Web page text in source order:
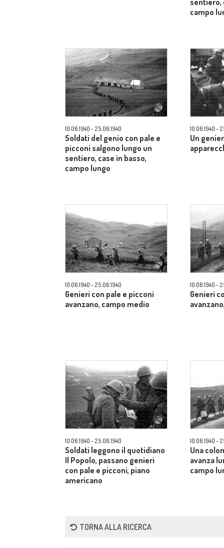
sentiero,
campo
10.06.1940 - 25.06.1940
Soldati del genio con pale e
picconi salgono lungo un
sentiero, case in basso,
campo lungo
10.06.1940 -
Un
10.06.1940 - 25.06.1940
Genieri con pale e picconi
avanzano, campo medio
10.06.1940 -
Genieri
10.06.1940 - 25.06.1940
Soldati leggono il quotidiano
Il Popolo, passano genieri
con pale e picconi, piano
americano
10.06.1940 -
Una
avanza
campo
TORNA ALLA RICERCA